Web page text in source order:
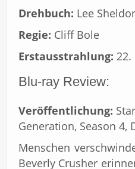
Drehbuch: Lee
Regie: Cliff Bole
Erstausstrahlung: 22.
Blu-ray Review:
Veröffentlichung:
Generation, Season 4,
Menschen
Beverly Crusher